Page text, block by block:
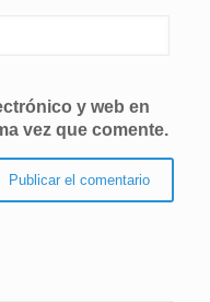
y web en
vez que comente.